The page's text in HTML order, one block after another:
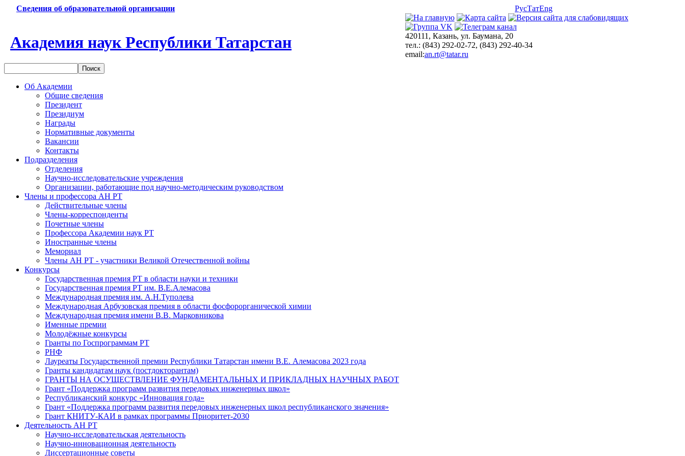
Сведения об образовательной организации РусТатEng
Академия наук Республики Татарстан
420111, Казань, ул. Баумана, 20
тел.: (843) 292-02-72, (843) 292-40-34
email:an.rt@tatar.ru
Об Академии
Общие сведения
Президент
Президиум
Награды
Нормативные документы
Вакансии
Контакты
Подразделения
Отделения
Научно-исследовательские учреждения
Организации, работающие под научно-методическим руководством
Члены и профессора АН РТ
Действительные члены
Члены-корреспонденты
Почетные члены
Профессора Академии наук РТ
Иностранные члены
Мемориал
Члены АН РТ - участники Великой Отечественной войны
Конкурсы
Государственная премия РТ в области науки и техники
Государственная премия РТ им. В.Е.Алемасова
Международная премия им. А.Н.Туполева
Международная Арбузовская премия в области фосфорорганической химии
Международная премия имени В.В. Марковникова
Именные премии
Молодёжные конкурсы
Гранты по Госпрограммам РТ
РНФ
Лауреаты Государственной премии Республики Татарстан имени В.Е. Алемасова 2023 года
Гранты кандидатам наук (постдокторантам)
ГРАНТЫ НА ОСУЩЕСТВЛЕНИЕ ФУНДАМЕНТАЛЬНЫХ И ПРИКЛАДНЫХ НАУЧНЫХ РАБОТ
Грант «Поддержка программ развития передовых инженерных школ»
Республиканский конкурс «Инновация года»
Грант «Поддержка программ развития передовых инженерных школ республиканского значения»
Грант КНИТУ-КАИ в рамках программы Приоритет-2030
Деятельность АН РТ
Научно-исследовательская деятельность
Научно-инновационная деятельность
Диссертационные советы